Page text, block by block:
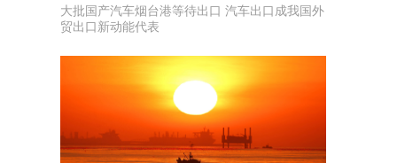
大批国产汽车烟台港等待出口 汽车出口成我国外
贸出口新动能代表